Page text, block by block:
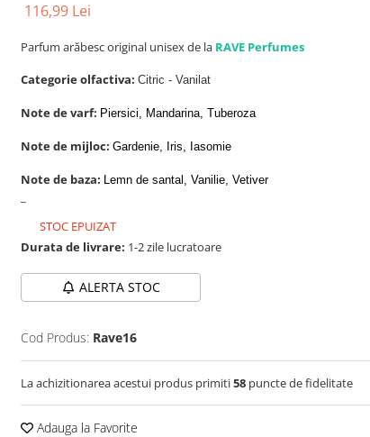
116,99 Lei
Parfum arăbesc original unisex de la RAVE Perfumes
Categorie olfactiva: Citric - Vanilat
Note de varf: Piersici, Mandarina, Tuberoza
Note de mijloc: Gardenie, Iris, Iasomie
Note de baza: Lemn de santal, Vanilie, Vetiver
STOC EPUIZAT
Durata de livrare: 1-2 zile lucratoare
ALERTA STOC
Cod Produs: Rave16
La achizitionarea acestui produs primiti58 puncte de fidelitate
Adauga la Favorite